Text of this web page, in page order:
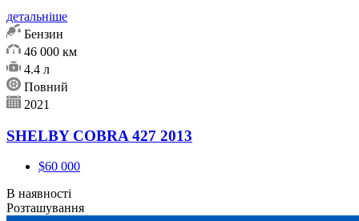
детальніше
Бензин
46 000 км
4.4 л
Повний
2021
SHELBY COBRA 427 2013
$60 000
В наявності
Розташування